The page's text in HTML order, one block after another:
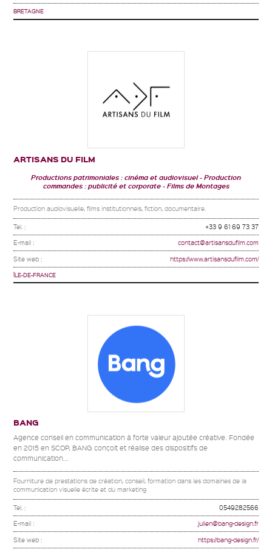
BRETAGNE
ARTISANS DU FILM
Productions patrimoniales : cinéma et audiovisuel
Production
commandes : publicité et corporate
Films de Montages
Production audiovisuelle, films institutionnels, fiction, documentaire.
Tel. : +33 9 61 69 73 37
E-mail : contact@artisansdufilm.com
Site web : https://www.artisansdufilm.com/
ÎLE-DE-FRANCE
BANG
Agence conseil en communication à forte valeur ajoutée créative. Fondée
en 2015 en SCOP, BANG conçoit et réalise des dispositifs de
communication...
Fourniture de prestations de création, conseil, formation dans les domaines de la
communication visuelle écrite et du marketing
Tel. : 0549282566
E-mail : julien@bang-design.fr
Site web : https://bang-design.fr/